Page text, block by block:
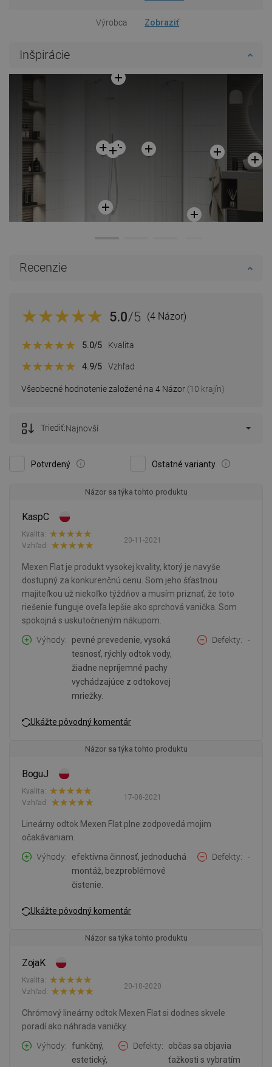
Výrobca Zobraziť
Inšpirácie
Recenzie
5.0/5 (4 Názor)
Všeobecné hodnotenie založené na 4 Názor (10 krajín)
5.0/5 Kvalita
4.9/5 Vzhľad
Potvrdený Ostatné varianty
Triediť:Najnovší
Názor sa týka tohto produktu
KaspC
20-11-2021
Kvalita:
Vzhľad:
Mexen Flat je produkt vysokej kvality, ktorý je navyše
dostupný za konkurenčnú cenu. Som jeho šťastnou
majiteľkou už niekoľko týždňov a musím priznať, že toto
riešenie funguje oveľa lepšie ako sprchová vanička. Som
spokojná s uskutočneným nákupom.
Výhody
pevné prevedenie, vysoká
tesnosť, rýchly odtok vody,
žiadne nepríjemné pachy
vychádzajúce z odtokovej
mriežky.
Defekty -
Ukážte pôvodný komentár
Názor sa týka tohto produktu
BoguJ
17-08-2021
Kvalita:
Vzhľad:
Lineárny odtok Mexen Flat plne zodpovedá mojim
očakávaniam.
Výhody
efektívna činnosť, jednoduchá
montáž, bezproblémové
čistenie.
Defekty -
Ukážte pôvodný komentár
Názor sa týka tohto produktu
ZojaK
20-10-2020
Kvalita:
Vzhľad:
Chrómový lineárny odtok Mexen Flat si dodnes skvele
poradí ako náhrada vaničky.
Výhody
funkčný,
estetický,
Defekty
občas sa objavia
ťažkosti s vybratím